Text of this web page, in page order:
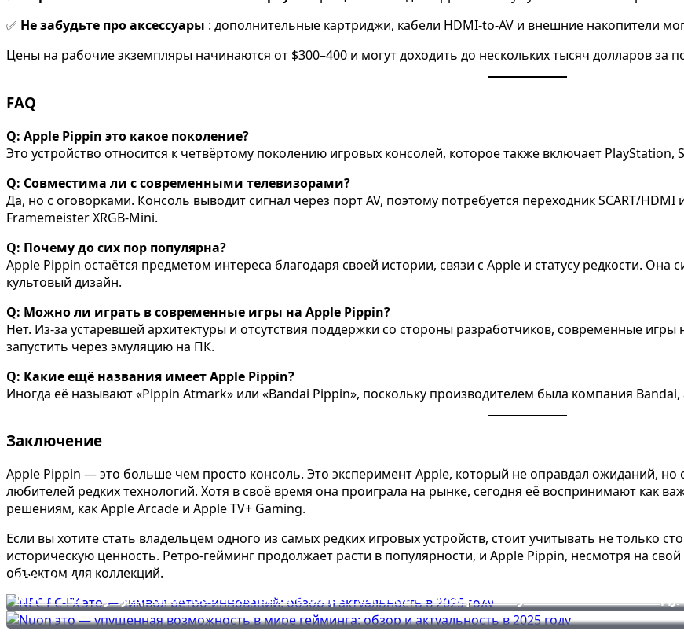
✅ Не забудьте про аксессуары : дополнительные картриджи, кабели HDMI-to-AV и внешние накопители
Цены на рабочие экземпляры начинаются от $300–400 и могут доходить до нескольких тысяч долларов
FAQ
Q: Apple Pippin это какое поколение?
Это устройство относится к четвёртому поколению игровых консолей, которое также включает PlayStation,
Q: Совместима ли с современными телевизорами?
Да, но с оговорками. Консоль выводит сигнал через порт AV, поэтому потребуется переходник SCART/
Framemeister XRGB-Mini.
Q: Почему до сих пор популярна?
Apple Pippin остаётся предметом интереса благодаря своей истории, связи с Apple и статусу редкости.
культовый дизайн.
Q: Можно ли играть в современные игры на Apple Pippin?
Нет. Из-за устаревшей архитектуры и отсутствия поддержки со стороны разработчиков, современные
запустить через эмуляцию на ПК.
Q: Какие ещё названия имеет Apple Pippin?
Иногда её называют «Pippin Atmark» или «Bandai Pippin», поскольку производителем была компания Bandai,
Заключение
Apple Pippin — это больше чем просто консоль. Это эксперимент Apple, который не оправдал ожиданий, но
любителей редких технологий. Хотя в своё время она проиграла на рынке, сегодня её воспринимают как
решениям, как Apple Arcade и Apple TV+ Gaming.
Если вы хотите стать владельцем одного из самых редких игровых устройств, стоит учитывать не только
историческую ценность. Ретро-гейминг продолжает расти в популярности, и Apple Pippin, несмотря на
объектом для коллекций.
NEC PC-FX это — символ ретро-инноваций: обзор и актуальность в 2025 году
Nuon это — упущенная возможность в мире гейминга: обзор и актуальность в 2025 году